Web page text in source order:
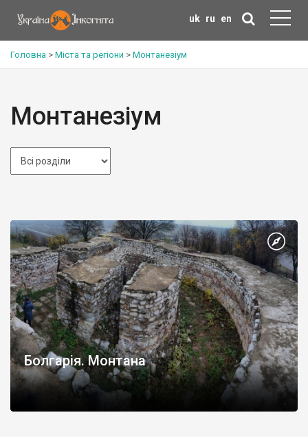
uk ru en
Головна > Міста та регіони > Монтанезіум
Монтанезіум
Болгарія. Монтана